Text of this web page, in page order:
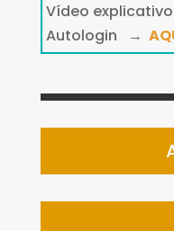
Vídeo
Autologin →